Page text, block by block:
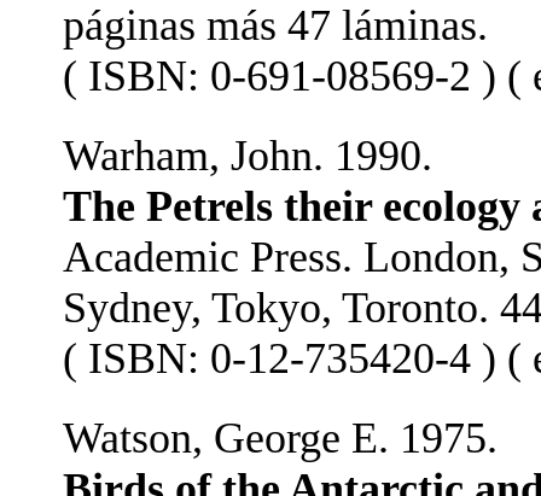
páginas más 47 láminas.
( ISBN: 0-691-08569-2 ) (
Warham, John. 1990.
The Petrels their ecology
Academic Press. London,
Sydney, Tokyo, Toronto.
( ISBN: 0-12-735420-4 ) (
Watson, George E. 1975.